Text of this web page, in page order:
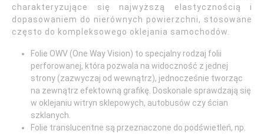
charakteryzujące się najwyższą elastycznością i
dopasowaniem do nierównych powierzchni, stosowane
często do kompleksowego oklejania samochodów.
Folie OWV (One Way Vision) to specjalny rodzaj folii
perforowanej, która pozwala na widoczność z jednej
strony (zazwyczaj od wewnątrz), jednocześnie tworząc
na zewnątrz efektowną grafikę. Doskonale sprawdzają się
w oklejaniu witryn sklepowych, autobusów czy ścian
szklanych.
Folie translucentne są przeznaczone do podświetleń, np.